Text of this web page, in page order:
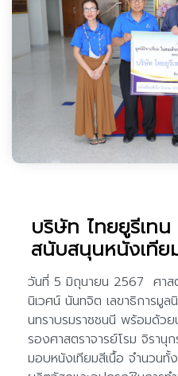
บริษัท ไทยยูรีเท
สนับสนุนหนังเทีย